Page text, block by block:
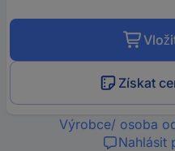
Získat
Výrobce/ osoba
Nahlásit